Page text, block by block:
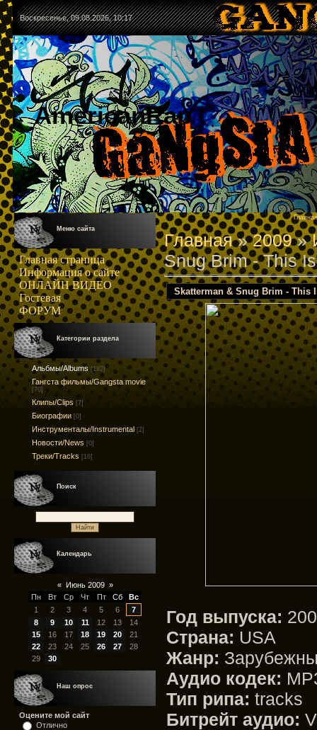
Воскресенье, 09.08.2026, 10:17
AmericanRap
Меню сайта
Главная страница
Информация о сайте
ОНЛАЙН ВИДЕО
Гостевая
ФОРУМ
Категории раздела
Альбмы/Albums [182]
Гангста фильмы/Gangsta movie
[70]
Клипы/Clips [7]
Биографии [0]
Инструменталы/Instrumental [2]
Новости/News [0]
Треки/Tracks [16]
Поиск
Календарь
« Июнь 2009 »
Пн
Вт Ср Чт Пт Сб
Вс
1
2 3 4 5 6
7
8
9 10 11 12 13
14
15
16 17 18 19 20
21
22
23 24 25 26 27
28
29
30
Наш опрос
Оцените мой сайт
Отлично
Главная
Главная»2009 »
Snug Brim - This
Skatterman & Snug Brim - This
Год выпуска:
Страна: USA
Жанр:
Аудио кодек:
Тип рипа: tracks
Битрейт аудио: